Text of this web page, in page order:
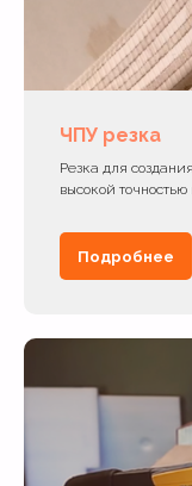
ЧПУ резка
Резка для
высокой
Подробнее